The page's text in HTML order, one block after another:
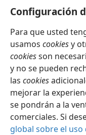
Configuración
Para que usted
usamos cookiesy
cookiesson
y no se pueden
las cookies
mejorar la
se pondrán a la
comerciales. Si
global sobre el uso
contentos con él.
perseguir el viento.
Español
Copyright © 2026 Watch
Configuración de